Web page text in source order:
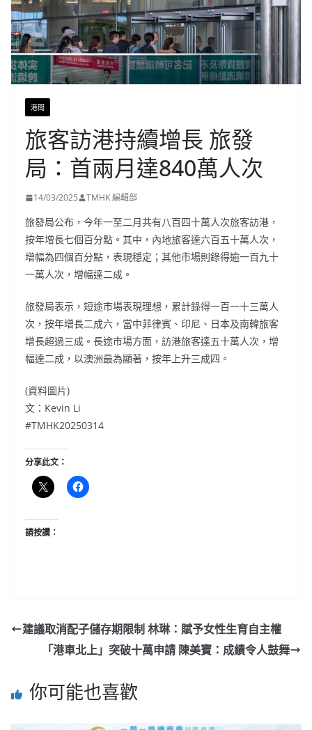
港聞
旅客訪港持續增長 旅發
局：首兩月達840萬人次
14/03/2025 TMHK 編輯部
旅發局公布，今年一至二月共有八百四十萬人次旅客訪港，
按年增長七個百分點。其中，內地旅客達六百五十萬人次，
增幅為四個百分點，表現穩定；其他市場則錄得逾一百九十
一萬人次，增幅達二成。
旅發局表示，短途市場表現理想，累計錄得一百一十三萬人
次，按年增長二成六，當中菲律賓、印尼、日本及南韓旅客
增長超過三成。長途市場方面，訪港旅客達五十萬人次，增
幅達二成，以澳洲最為顯著，按年上升三成四。
(資料圖片)
文：Kevin Li
#TMHK20250314
分享此文：
請按讚：
建議取消配子儲存期限制 林琳：賦予女性生育自主權
「港車北上」突破十萬申請 陳美寶：成績令人鼓舞
你可能也喜歡